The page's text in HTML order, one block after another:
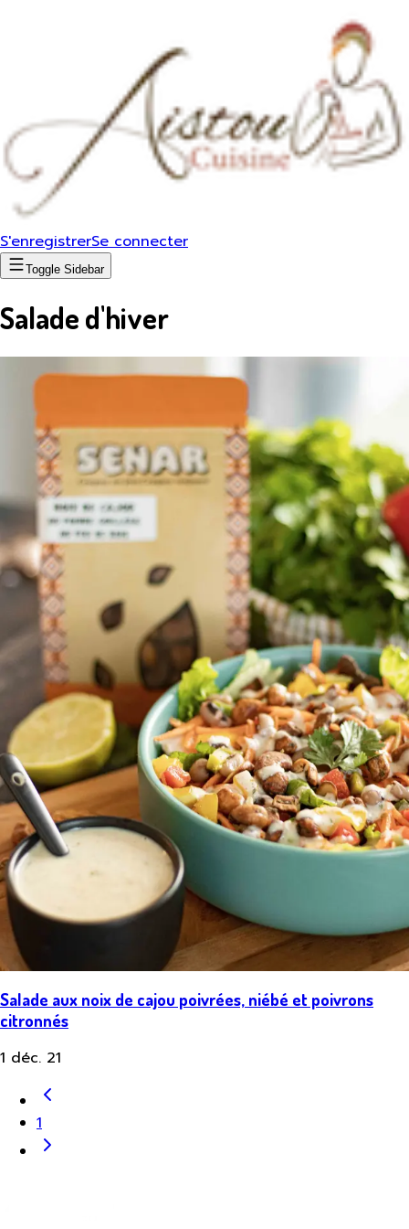
S'enregistrerSe connecter
Toggle Sidebar
Salade d'hiver
Salade aux noix de cajou poivrées, niébé et poivrons
citronnés
1 déc. 21
1